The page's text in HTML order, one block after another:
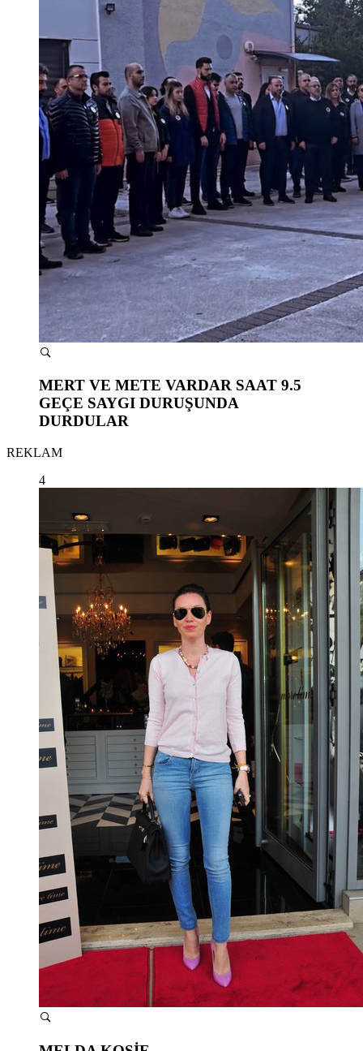
MERT VE METE VARDAR SAAT 9.5
GEÇE SAYGI DURUŞUNDA
DURDULAR
REKLAM
4